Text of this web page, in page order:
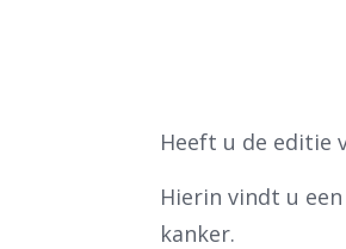
Heeft u de editie
Hierin vindt u
kanker.